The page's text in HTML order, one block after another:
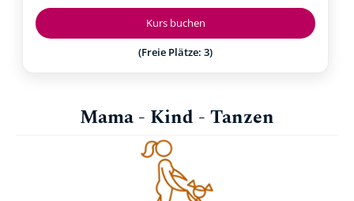
Kurs buchen
(Freie Plätze: 3)
Mama - Kind - Tanzen